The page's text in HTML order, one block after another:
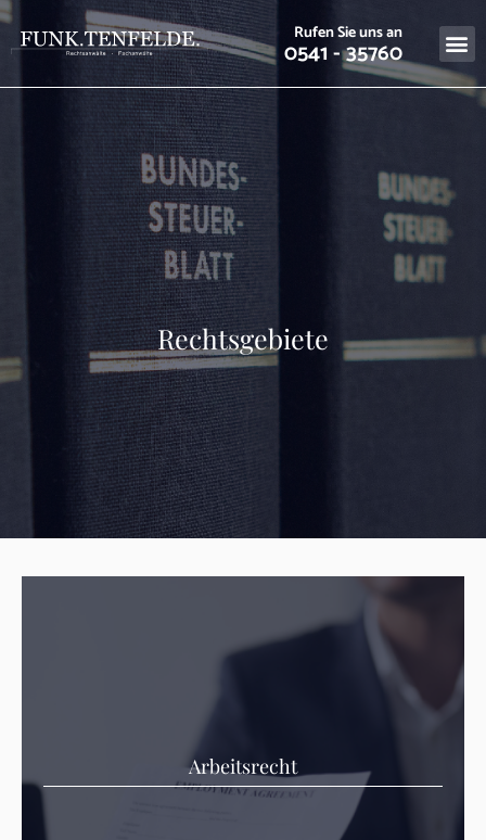
Rufen Sie uns an
0541 - 35760
Rechtsgebiete
Arbeitsrecht